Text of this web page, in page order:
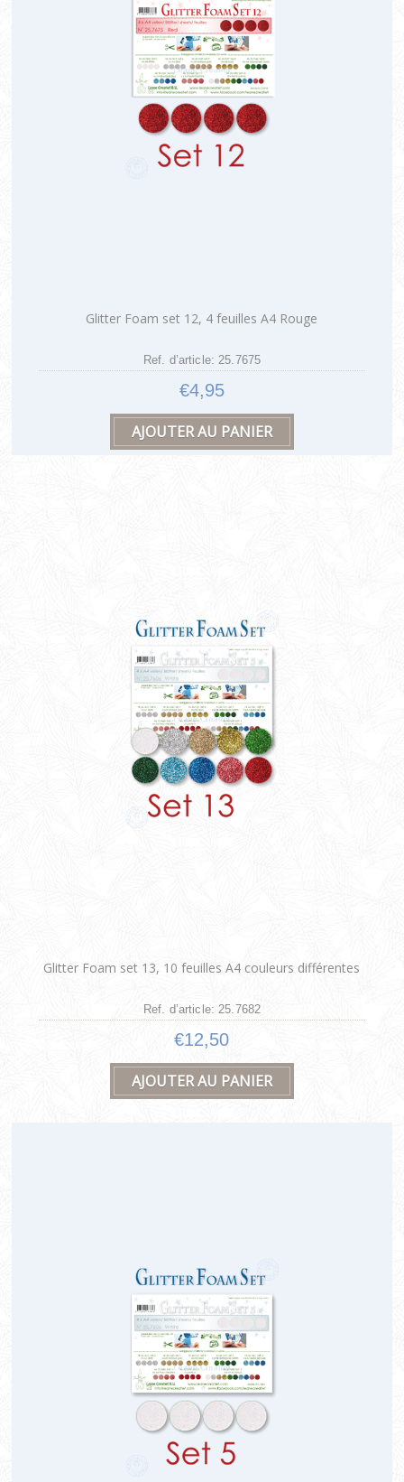
Glitter Foam set 12, 4 feuilles A4 Rouge
Ref. d’article: 25.7675
€4,95
Glitter Foam set 13, 10 feuilles A4 couleurs différentes
Ref. d’article: 25.7682
€12,50